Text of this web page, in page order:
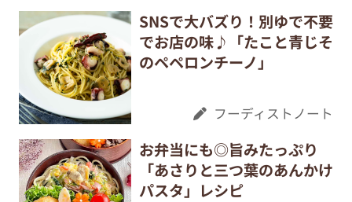
SNSで大バズり！別ゆで不要
でお店の味♪「たこと青じそ
のペペロンチーノ」
フーディストノート
お弁当にも◎旨みたっぷり
「あさりと三つ葉のあんかけ
パスタ」レシピ